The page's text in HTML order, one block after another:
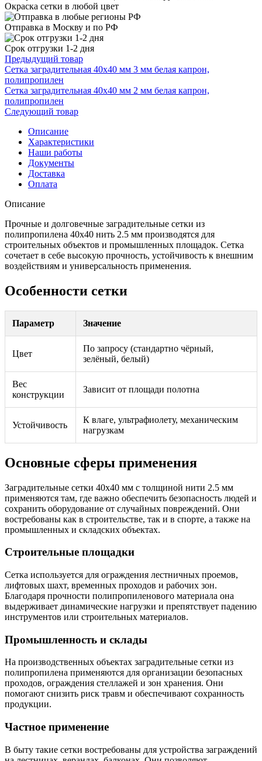
Окраска сетки в любой цвет
Отправка в Москву и по РФ
Срок отгрузки 1-2 дня
Предыдущий товар
Сетка заградительная 40х40 мм 3 мм белая капрон,
полипропилен
Сетка заградительная 40х40 мм 2 мм белая капрон,
полипропилен
Следующий товар
Описание
Характеристики
Наши работы
Документы
Доставка
Оплата
Описание
Прочные и долговечные заградительные сетки из
полипропилена 40х40 нить 2.5 мм производятся для
строительных объектов и промышленных площадок. Сетка
сочетает в себе высокую прочность, устойчивость к внешним
воздействиям и универсальность применения.
Особенности сетки
Параметр Значение
Цвет
По запросу (стандартно чёрный,
зелёный, белый)
Вес
конструкции
Зависит от площади полотна
Устойчивость
К влаге, ультрафиолету, механическим
нагрузкам
Основные сферы применения
Заградительные сетки 40х40 мм с толщиной нити 2.5 мм
применяются там, где важно обеспечить безопасность людей и
сохранить оборудование от случайных повреждений. Они
востребованы как в строительстве, так и в спорте, а также на
промышленных и складских объектах.
Строительные площадки
Сетка используется для ограждения лестничных проемов,
лифтовых шахт, временных проходов и рабочих зон.
Благодаря прочности полипропиленового материала она
выдерживает динамические нагрузки и препятствует падению
инструментов или строительных материалов.
Промышленность и склады
На производственных объектах заградительные сетки из
полипропилена применяются для организации безопасных
проходов, ограждения стеллажей и зон хранения. Они
помогают снизить риск травм и обеспечивают сохранность
продукции.
Частное применение
В быту такие сетки востребованы для устройства заграждений